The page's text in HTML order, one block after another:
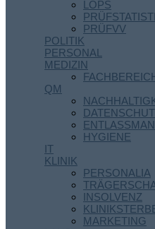
LOPS
PRÜFVV
POLITIK
PERSONAL
MEDIZIN
QM
HYGIENE
IT
KLINIK
PERSONALIA
INSOLVENZ
MARKETING